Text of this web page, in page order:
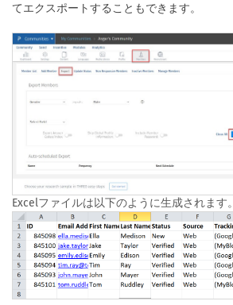
てエクスポートすることもできます。
Excelファイルは以下のように生成されます。